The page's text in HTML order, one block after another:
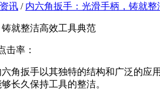
讯 / 内六角扳手：光滑手柄，铸就
就整洁高效工具典范
击率：
角扳手以其独特的结构和广泛的
长久保持工具的整洁。